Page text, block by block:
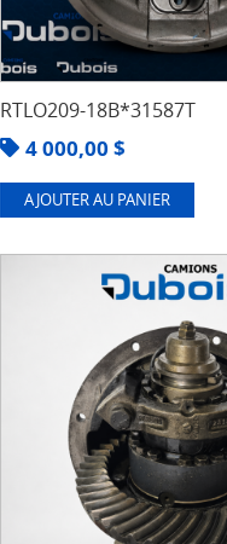
RTLO209-18B*31587T
4 000,00 $
AJOUTER AU PANIER